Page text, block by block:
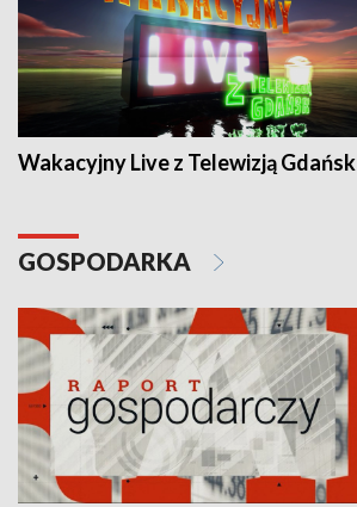
Wakacyjny Live z Telewizją Gdańsk
GOSPODARKA